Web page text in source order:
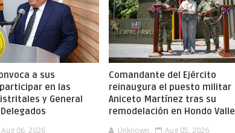
a sus
en las
y General
Aug 06, 2026
Comandante del Ejército
reinaugura el puesto militar
Aniceto Martínez tras su
remodelación en Hondo Valle
Unknown Aug 05, 2026